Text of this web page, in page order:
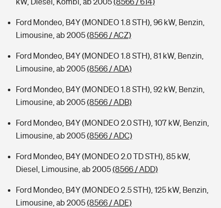
Ford Mondeo, B4Y (MONDEO 1.8 STH), 96 kW, Benzin,
Limousine, ab 2005(8566 / ACZ)
Ford Mondeo, B4Y (MONDEO 1.8 STH), 81 kW, Benzin,
Limousine, ab 2005(8566 / ADA)
Ford Mondeo, B4Y (MONDEO 1.8 STH), 92 kW, Benzin,
Limousine, ab 2005(8566 / ADB)
Ford Mondeo, B4Y (MONDEO 2.0 STH), 107 kW, Benzin,
Limousine, ab 2005(8566 / ADC)
Ford Mondeo, B4Y (MONDEO 2.0 TD STH), 85 kW,
Diesel, Limousine, ab 2005(8566 / ADD)
Ford Mondeo, B4Y (MONDEO 2.5 STH), 125 kW, Benzin,
Limousine, ab 2005(8566 / ADE)